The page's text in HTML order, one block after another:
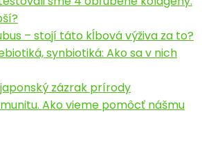
– stojí táto kĺbová výživa za to?
synbiotiká: Ako sa v nich
zázrak prírody
Ako vieme pomôcť nášmu